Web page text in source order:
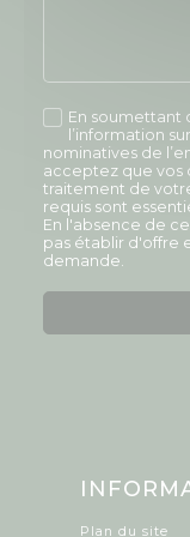
En soumettant
l’information
nominatives de
acceptez que vos
traitement de
requis sont
En l'absence de
pas établir d'offre
demande.
Plan du site